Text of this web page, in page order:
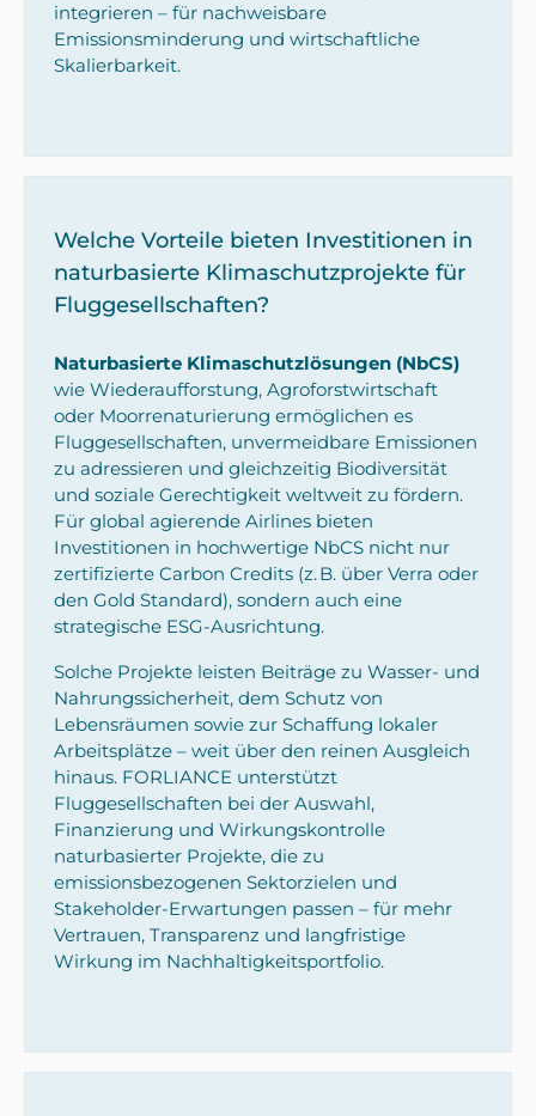
integrieren – für nachweisbare
Emissionsminderung und wirtschaftliche
Skalierbarkeit.
Welche Vorteile bieten Investitionen in
naturbasierte Klimaschutzprojekte für
Fluggesellschaften?
Naturbasierte Klimaschutzlösungen (NbCS)
wie Wiederaufforstung, Agroforstwirtschaft
oder Moorrenaturierung ermöglichen es
Fluggesellschaften, unvermeidbare Emissionen
zu adressieren und gleichzeitig Biodiversität
und soziale Gerechtigkeit weltweit zu fördern.
Für global agierende Airlines bieten
Investitionen in hochwertige NbCS nicht nur
zertifizierte Carbon Credits (z. B. über Verra oder
den Gold Standard), sondern auch eine
strategische ESG-Ausrichtung.
Solche Projekte leisten Beiträge zu Wasser- und
Nahrungssicherheit, dem Schutz von
Lebensräumen sowie zur Schaffung lokaler
Arbeitsplätze – weit über den reinen Ausgleich
hinaus. FORLIANCE unterstützt
Fluggesellschaften bei der Auswahl,
Finanzierung und Wirkungskontrolle
naturbasierter Projekte, die zu
emissionsbezogenen Sektorzielen und
Stakeholder-Erwartungen passen – für mehr
Vertrauen, Transparenz und langfristige
Wirkung im Nachhaltigkeitsportfolio.